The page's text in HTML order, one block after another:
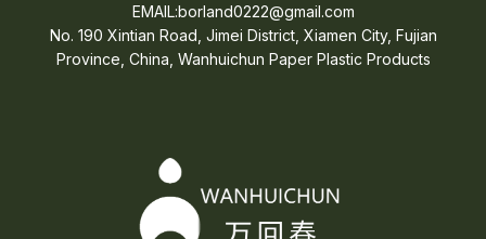
EMAIL:borland0222@gmail.com
No. 190 Xintian Road, Jimei District, Xiamen City, Fujian
Province, China, Wanhuichun Paper Plastic Products